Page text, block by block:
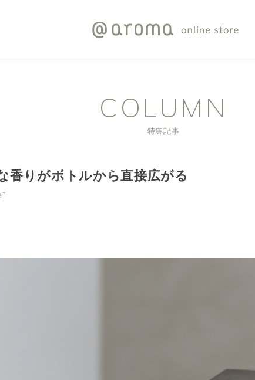
COLUMN
特集記事
香りがボトルから直接広がる